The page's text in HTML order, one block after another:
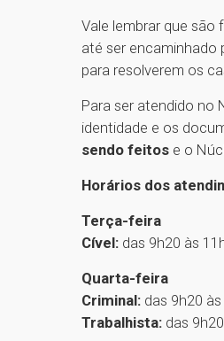
Vale lembrar que
até ser encaminhado
para resolverem os
Para ser atendido no
identidade e os
sendo feitos e o
Horários dos
Terça-feira
Cível: das 9h20 às
Quarta-feira
Criminal: das 9h20
Trabalhista: das